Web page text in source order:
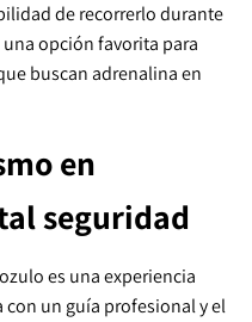
de recorrerlo durante
opción favorita para
buscan adrenalina en
en
seguridad
es una experiencia
con un guía profesional y el